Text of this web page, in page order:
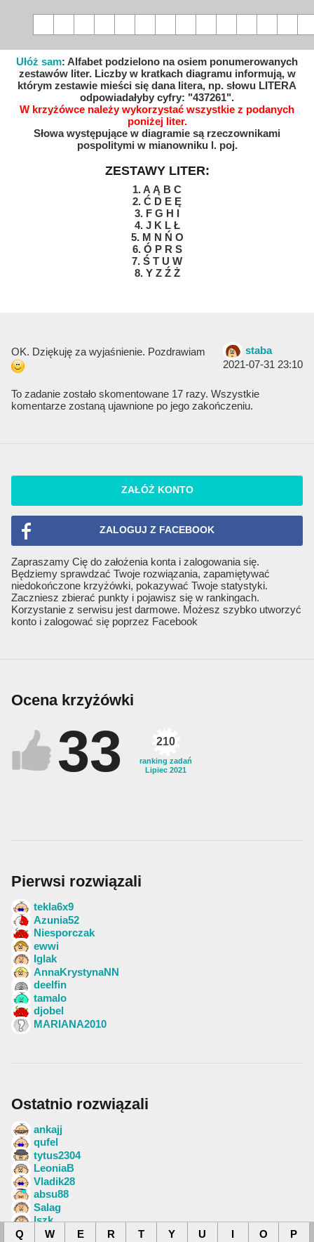
Q W E R T Y U I O P
Ułóż sam: Alfabet podzielono na osiem ponumerowanych
zestawów liter. Liczby w kratkach diagramu informują, w
którym zestawie mieści się dana litera, np. słowu LITERA
odpowiadałyby cyfry: "437261".
W krzyżówce należy wykorzystać wszystkie z podanych
poniżej liter.
Słowa występujące w diagramie są rzeczownikami
pospolitymi w mianowniku l. poj.
ZESTAWY LITER:
1. A Ą B C
2. Ć D E Ę
3. F G H I
4. J K L Ł
5. M N Ń O
6. Ó P R S
7. Ś T U W
8. Y Z Ź Ż
staba
2021-07-31 23:10
OK. Dziękuję za wyjaśnienie. Pozdrawiam
To zadanie zostało skomentowane 17 razy. Wszystkie
komentarze zostaną ujawnione po jego zakończeniu.
ZAŁÓŻ KONTO
ZALOGUJ Z FACEBOOK
Zapraszamy Cię do założenia konta i zalogowania się.
Będziemy sprawdzać Twoje rozwiązania, zapamiętywać
niedokończone krzyżówki, pokazywać Twoje statystyki.
Zaczniesz zbierać punkty i pojawisz się w rankingach.
Korzystanie z serwisu jest darmowe. Możesz szybko utworzyć
konto i zalogować się poprzez Facebook
Ocena krzyżówki
33 210
ranking zadań
Lipiec 2021
Pierwsi rozwiązali
tekla6x9
Azunia52
Niesporczak
ewwi
Iglak
AnnaKrystynaNN
deelfin
tamalo
djobel
MARIANA2010
Ostatnio rozwiązali
ankajj
qufel
tytus2304
LeoniaB
Vladik28
absu88
Salag
lszk
ark1976